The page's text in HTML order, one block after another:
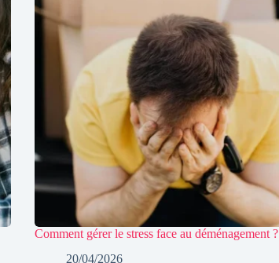
Comment gérer le stress face au déménagement ?
20/04/2026